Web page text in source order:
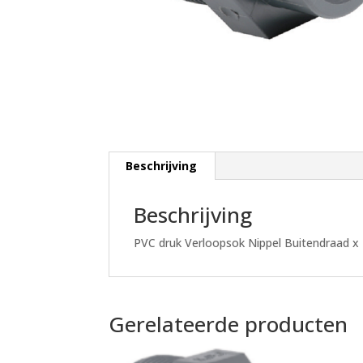
Beschrijving
Beschrijving
PVC druk Verloopsok Nippel Buitendraad
Gerelateerde producten